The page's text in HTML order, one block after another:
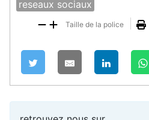
reseaux sociaux
Taille de la police